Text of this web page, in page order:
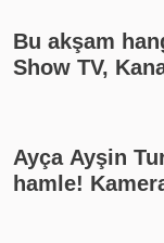
Bu akşam
Show TV,
Ayça Ayşin
hamle!